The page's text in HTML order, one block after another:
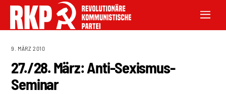
9. MÄRZ 2010
27./28. März: Anti-Sexismus-
Seminar